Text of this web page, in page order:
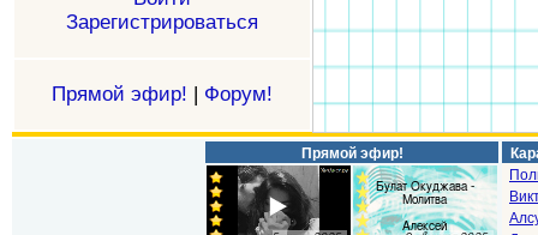
Зарегистрироваться
Прямой эфир! | Форум!
Прямой эфир!